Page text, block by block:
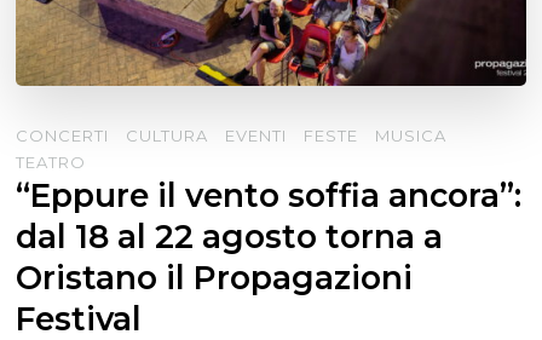
CONCERTI CULTURA EVENTI FESTE
MUSICA
TEATRO
“Eppure il vento soffia ancora”:
dal 18 al 22 agosto torna a
Oristano il Propagazioni
Festival